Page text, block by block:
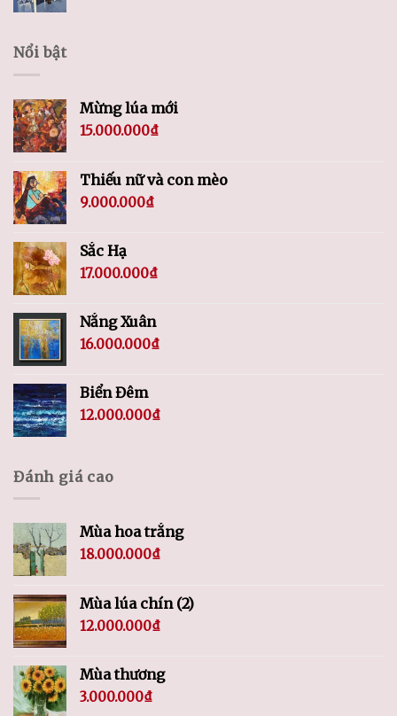
Nổi bật
Mừng lúa mới
15.000.000₫
Thiếu nữ và con mèo
9.000.000₫
Sắc Hạ
17.000.000₫
Nắng Xuân
16.000.000₫
Biển Đêm
12.000.000₫
Đánh giá cao
Mùa hoa trắng
18.000.000₫
Mùa lúa chín (2)
12.000.000₫
Mùa thương
3.000.000₫